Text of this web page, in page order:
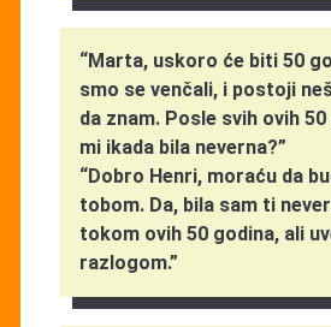
“Marta, uskoro će biti 50
smo se venčali, i postoji
da znam. Posle svih ovih
mi ikada bila neverna?”
“Dobro Henri, moraću da
tobom. Da, bila sam ti
tokom ovih 50 godina, ali
razlogom.”